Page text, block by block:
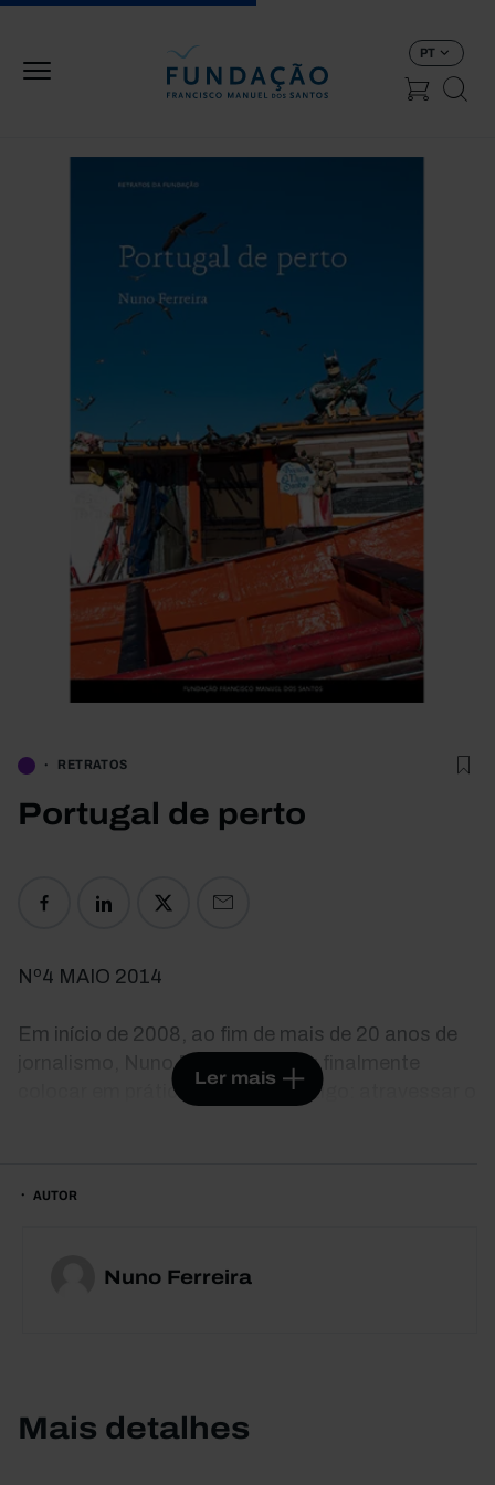
PT
RETRATOS
Portugal de perto
Nº4 MAIO 2014
Em início de 2008, ao fim de mais de 20 anos de
jornalismo, Nuno Ferreira decidiu finalmente
colocar em prática um sonho antigo: atravessar o
amarelas do Alentejo às mais esconsas aldeias
o que resta de um país outrora rural, hoje
paisagens da Europa contrasta com o abandono
Ler mais
AUTOR
Nuno Ferreira
Mais detalhes